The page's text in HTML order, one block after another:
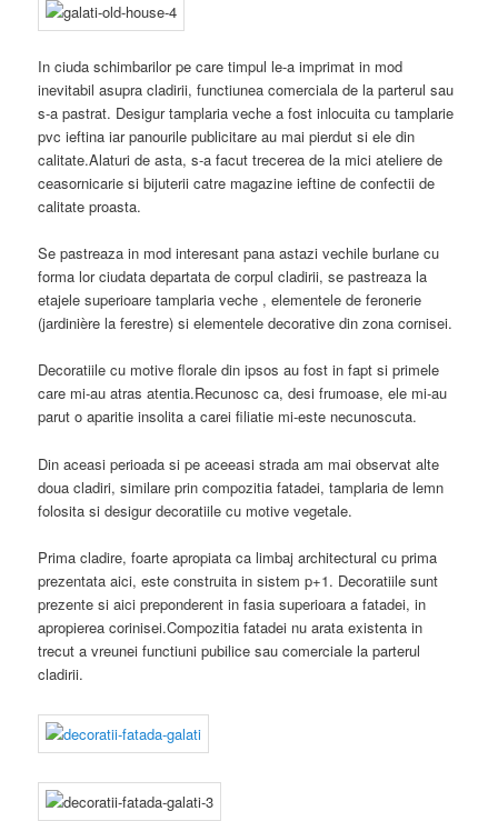
In ciuda schimbarilor pe care timpul le-a imprimat in mod
inevitabil asupra cladirii, functiunea comerciala de la parterul sau
s-a pastrat. Desigur tamplaria veche a fost inlocuita cu tamplarie
pvc ieftina iar panourile publicitare au mai pierdut si ele din
calitate.Alaturi de asta, s-a facut trecerea de la mici ateliere de
ceasornicarie si bijuterii catre magazine ieftine de confectii de
calitate proasta.
Se pastreaza in mod interesant pana astazi vechile burlane cu
forma lor ciudata departata de corpul cladirii, se pastreaza la
etajele superioare tamplaria veche , elementele de feronerie
(jardinière la ferestre) si elementele decorative din zona cornisei.
Decoratiile cu motive florale din ipsos au fost in fapt si primele
care mi-au atras atentia.Recunosc ca, desi frumoase, ele mi-au
parut o aparitie insolita a carei filiatie mi-este necunoscuta.
Din aceasi perioada si pe aceeasi strada am mai observat alte
doua cladiri, similare prin compozitia fatadei, tamplaria de lemn
folosita si desigur decoratiile cu motive vegetale.
Prima cladire, foarte apropiata ca limbaj architectural cu prima
prezentata aici, este construita in sistem p+1. Decoratiile sunt
prezente si aici preponderent in fasia superioara a fatadei, in
apropierea corinisei.Compozitia fatadei nu arata existenta in
trecut a vreunei functiuni pubilice sau comerciale la parterul
cladirii.